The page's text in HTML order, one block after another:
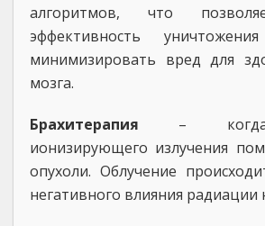
алгоритмов, что
эффективность
минимизировать вред для
мозга.
Брахитерапия – когда
ионизирующего излучения
опухоли. Облучение
негативного влияния радиации